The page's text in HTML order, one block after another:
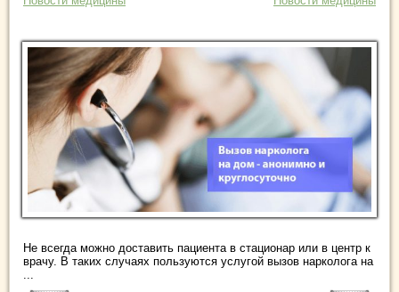
Не всегда можно доставить пациента в стационар или в центр к
врачу. В таких случаях пользуются услугой вызов нарколога на
...